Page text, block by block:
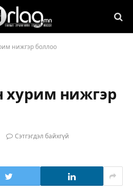
нижгэр боллоо
хурим нижгэр
Сэтгэгдэл байхгүй